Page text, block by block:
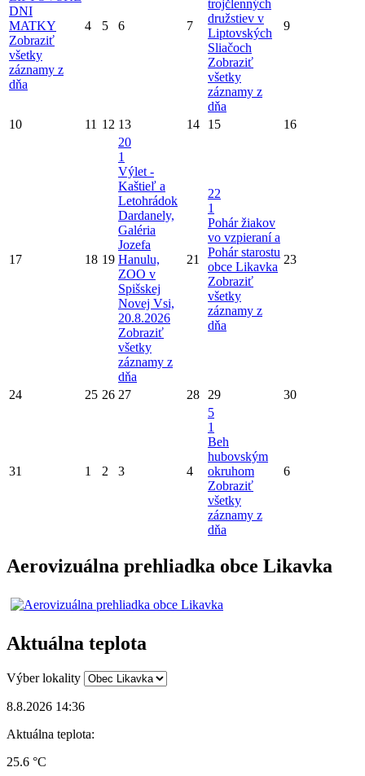
DNI
MATKY
Zobraziť
všetky
záznamy z
dňa
4 5 6 7
trojčlenných
družstiev v
Liptovských
Sliačoch
Zobraziť
všetky
záznamy z
dňa
9
10 11 12 13 14 15 16
17 18 19
20
1
Výlet -
Kaštieľ a
Letohrádok
Dardanely,
Galéria
Jozefa
Hanulu,
ZOO v
Spišskej
Novej Vsi,
20.8.2026
Zobraziť
všetky
záznamy z
dňa
21
22
1
Pohár žiakov
vo vzpieraní a
Pohár starostu
obce Likavka
Zobraziť
všetky
záznamy z
dňa
23
24 25 26 27 28 29 30
31 1 2 3 4
5
1
Beh
hubovským
okruhom
Zobraziť
všetky
záznamy z
dňa
6
Aerovizuálna prehliadka obce Likavka
Aktuálna teplota
Výber lokality
8.8.2026 14:36
Aktuálna teplota:
25.6 °C